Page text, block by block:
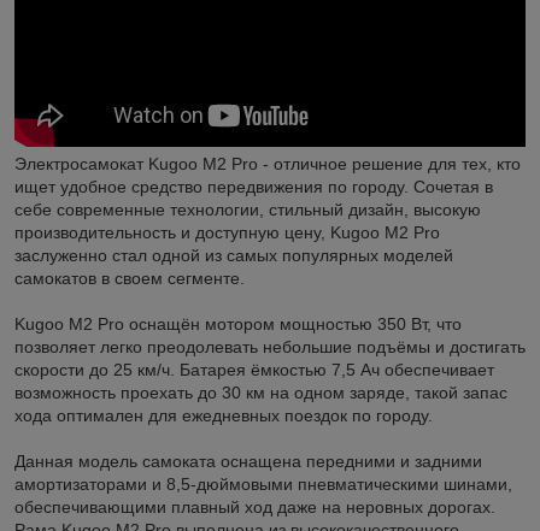
Электросамокат Kugoo M2 Pro - отличное решение для тех, кто
ищет удобное средство передвижения по городу. Сочетая в
себе современные технологии, стильный дизайн, высокую
производительность и доступную цену, Kugoo M2 Pro
заслуженно стал одной из самых популярных моделей
самокатов в своем сегменте.
Kugoo M2 Pro оснащён мотором мощностью 350 Вт, что
позволяет легко преодолевать небольшие подъёмы и достигать
скорости до 25 км/ч. Батарея ёмкостью 7,5 Ач обеспечивает
возможность проехать до 30 км на одном заряде, такой запас
хода оптимален для ежедневных поездок по городу.
Данная модель самоката оснащена передними и задними
амортизаторами и 8,5-дюймовыми пневматическими шинами,
обеспечивающими плавный ход даже на неровных дорогах.